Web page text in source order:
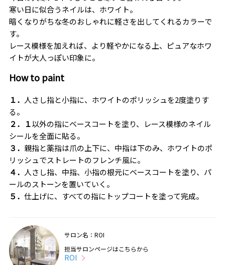
寒い日に似合うネイルは、ホワイト。
暗くなりがちな冬のおしゃれに軽さを出してくれるカラーで
す。
レース模様を加えれば、より軽やかになる上、ピュアなホワ
イトが大人っぽい印象に。
How to paint
１． 人さし指と小指に、ホワイトのポリッシュを2度塗りす
る。
２．１以外の指にベースコートを塗り、レース模様のネイル
シールを全面に貼る。
３． 親指と薬指は爪の上下に、中指は下のみ、ホワイトのポ
リッシュでストレートのフレンチ風に。
４． 人さし指、中指、小指の根元にベースコートを塗り、パ
ールのストーンを置いていく。
５． 仕上げに、すべての指にトップコートを塗って完成。
サロン名：ROI
担当サロンページはこちらから
ROI